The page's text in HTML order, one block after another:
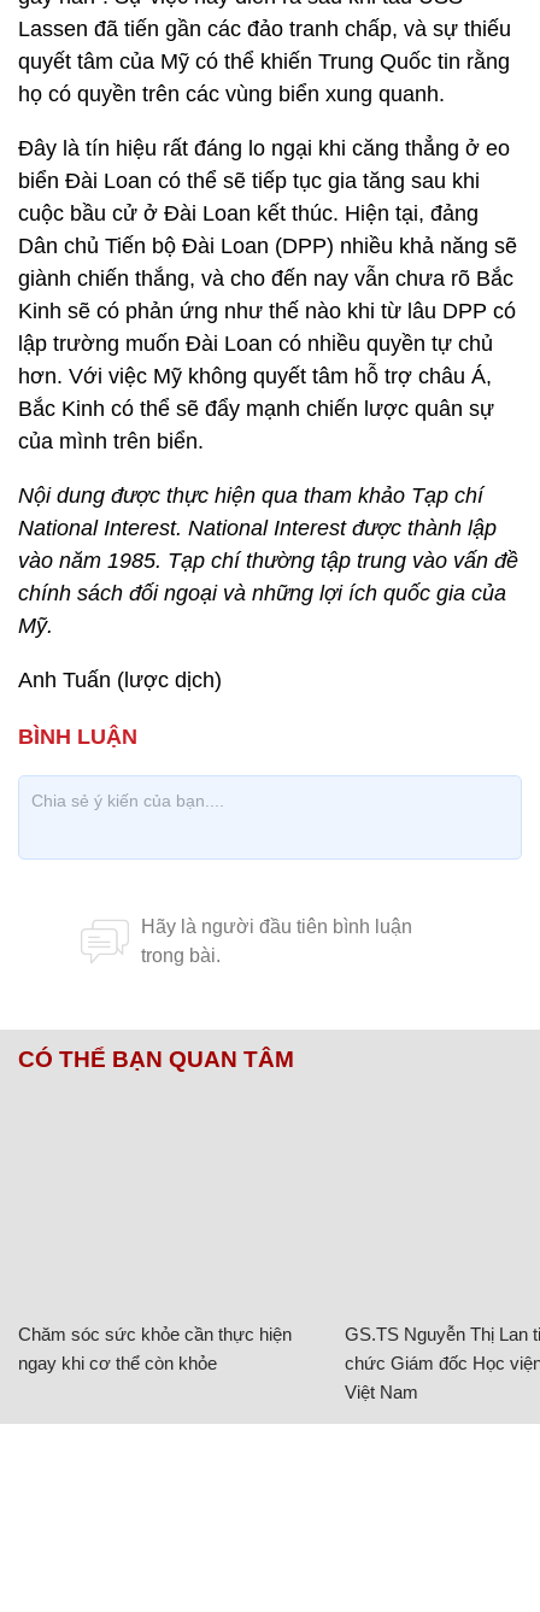
Lassen đã tiến gần các đảo tranh chấp, và sự thiếu
quyết tâm của Mỹ có thể khiến Trung Quốc tin rằng
họ có quyền trên các vùng biển xung quanh.
Đây là tín hiệu rất đáng lo ngại khi căng thẳng ở eo
biển Đài Loan có thể sẽ tiếp tục gia tăng sau khi
cuộc bầu cử ở Đài Loan kết thúc. Hiện tại, đảng
Dân chủ Tiến bộ Đài Loan (DPP) nhiều khả năng sẽ
giành chiến thắng, và cho đến nay vẫn chưa rõ Bắc
Kinh sẽ có phản ứng như thế nào khi từ lâu DPP có
lập trường muốn Đài Loan có nhiều quyền tự chủ
hơn. Với việc Mỹ không quyết tâm hỗ trợ châu Á,
Bắc Kinh có thể sẽ đẩy mạnh chiến lược quân sự
của mình trên biển.
Nội dung được thực hiện qua tham khảo Tạp chí
National Interest. National Interest được thành lập
vào năm 1985. Tạp chí thường tập trung vào vấn đề
chính sách đối ngoại và những lợi ích quốc gia của
Mỹ.
Anh Tuấn (lược dịch)
CÓ THỂ BẠN QUAN TÂM
Chăm sóc sức khỏe cần thực hiện
ngay khi cơ thể còn khỏe
GS.TS Nguyễn Thị Lan
chức Giám đốc Học
Việt Nam